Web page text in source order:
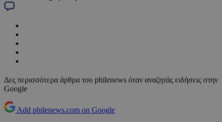
Δες περισσότερα άρθρα του philenews όταν αναζητάς ειδήσεις στην
Google
Add philenews.com on Google